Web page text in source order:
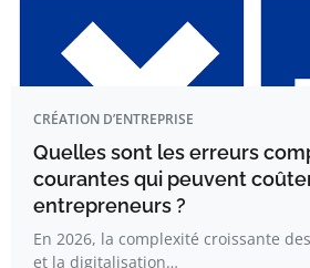
CRÉATION D’ENTREPRISE
Quelles sont les erreurs
courantes qui peuvent
entrepreneurs ?
En 2026, la complexité croissante
et la digitalisation…